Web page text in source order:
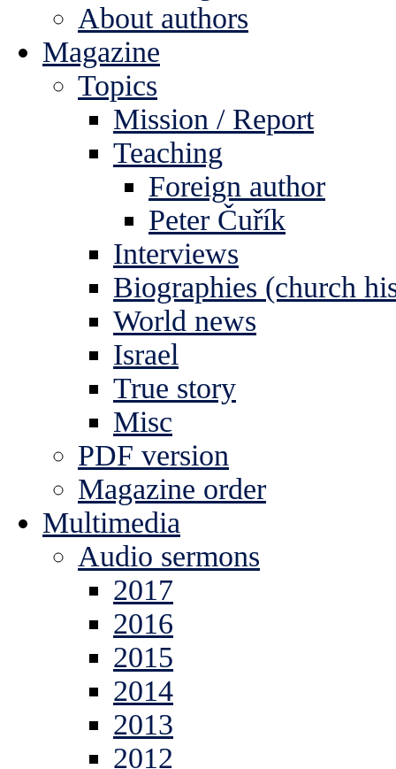
About authors
Magazine
Topics
Mission / Report
Teaching
Foreign author
Peter Čuřík
Interviews
Biographies (church
World news
Israel
True story
Misc
PDF version
Magazine order
Multimedia
Audio sermons
2017
2016
2015
2014
2013
2012